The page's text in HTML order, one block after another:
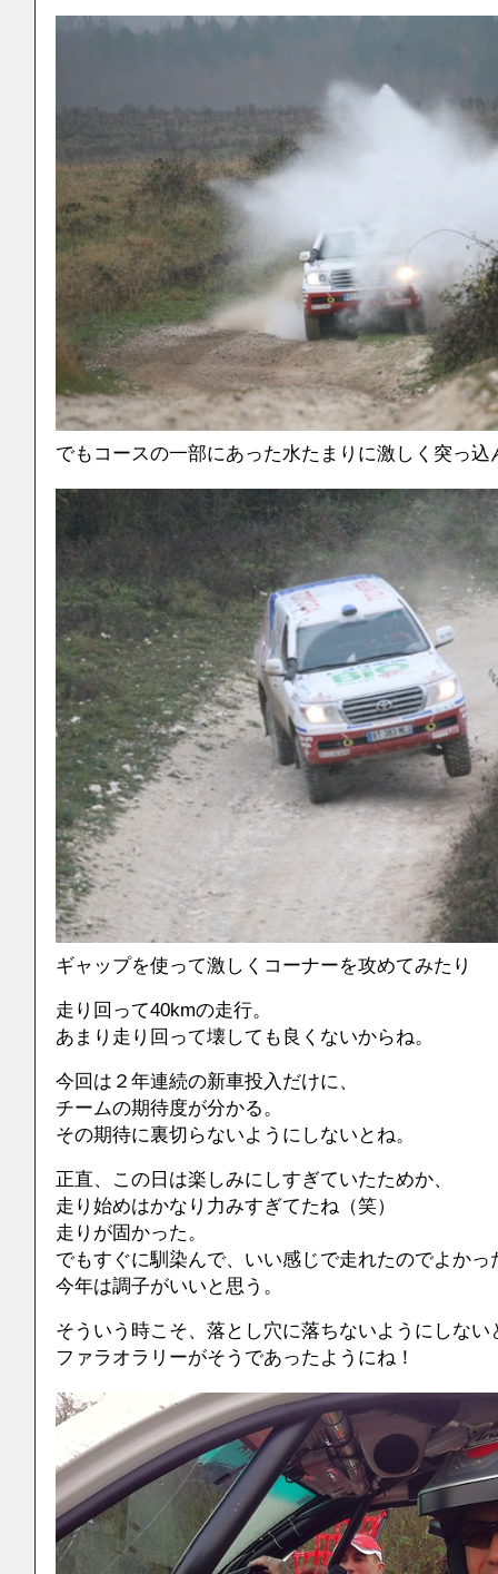
でもコースの一部にあった水たまりに激しく突っ込
ギャップを使って激しくコーナーを攻めてみたり
走り回って40kmの走行。
あまり走り回って壊しても良くないからね。
今回は２年連続の新車投入だけに、
チームの期待度が分かる。
その期待に裏切らないようにしないとね。
正直、この日は楽しみにしすぎていたためか、
走り始めはかなり力みすぎてたね（笑）
走りが固かった。
でもすぐに馴染んで、いい感じで走れたのでよかっ
今年は調子がいいと思う。
そういう時こそ、落とし穴に落ちないようにしない
ファラオラリーがそうであったようにね！